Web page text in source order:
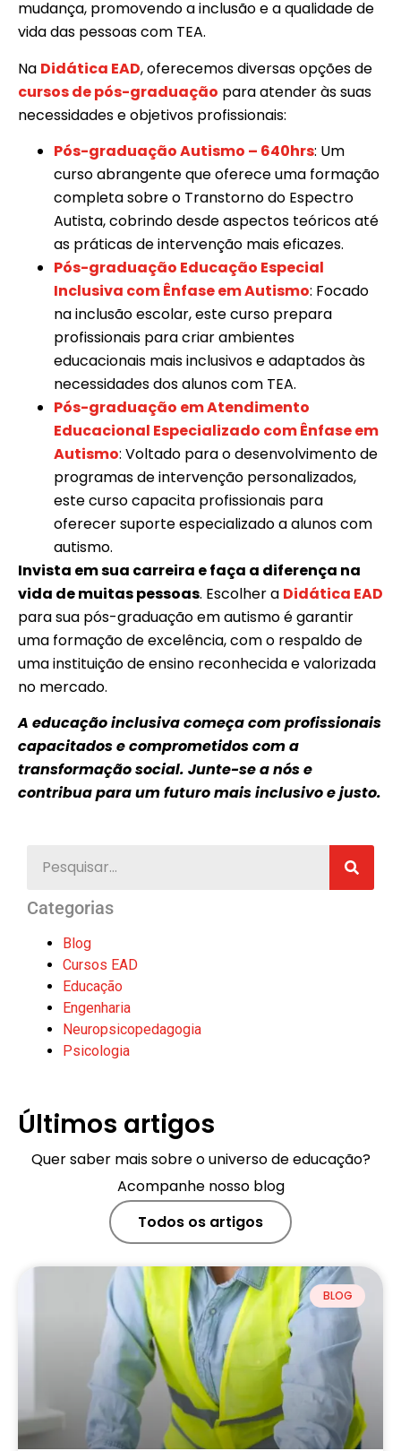
mudança, promovendo a inclusão e a qualidade de
vida das pessoas com TEA.
Na Didática EAD, oferecemos diversas opções de
cursos de pós-graduação para atender às suas
necessidades e objetivos profissionais:
Pós-graduação Autismo – 640hrs: Um
curso abrangente que oferece uma formação
completa sobre o Transtorno do Espectro
Autista, cobrindo desde aspectos teóricos até
as práticas de intervenção mais eficazes.
Pós-graduação Educação Especial
Inclusiva com Ênfase em Autismo: Focado
na inclusão escolar, este curso prepara
profissionais para criar ambientes
educacionais mais inclusivos e adaptados às
necessidades dos alunos com TEA.
Pós-graduação em Atendimento
Educacional Especializado com Ênfase em
Autismo: Voltado para o desenvolvimento de
programas de intervenção personalizados,
este curso capacita profissionais para
oferecer suporte especializado a alunos com
autismo.
Invista em sua carreira e faça a diferença na
vida de muitas pessoas. Escolher a Didática EAD
para sua pós-graduação em autismo é garantir
uma formação de excelência, com o respaldo de
uma instituição de ensino reconhecida e valorizada
no mercado.
A educação inclusiva começa com profissionais
capacitados e comprometidos com a
transformação social. Junte-se a nós e
contribua para um futuro mais inclusivo e justo.
Categorias
Blog
Cursos EAD
Educação
Engenharia
Neuropsicopedagogia
Psicologia
Últimos artigos
Quer saber mais sobre o universo de educação?
Acompanhe nosso blog
Todos os artigos
BLOG